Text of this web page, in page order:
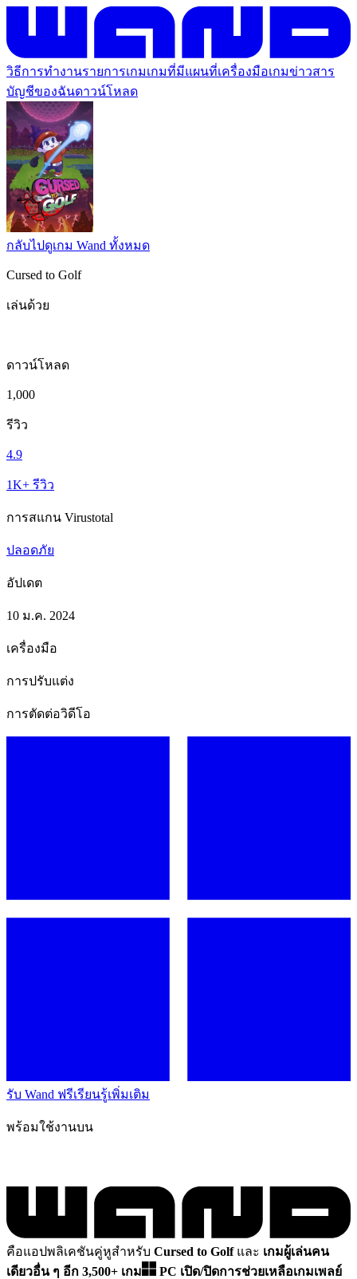
วิธีการทำงานรายการเกมเกมที่มีแผนที่เครื่องมือเกมข่าวสาร
บัญชีของฉันดาวน์โหลด
กลับไปดูเกม Wand ทั้งหมด
Cursed to Golf
เล่นด้วย
ดาวน์โหลด
1,000
รีวิว
4.9
1K+ รีวิว
การสแกน Virustotal
ปลอดภัย
อัปเดต
10 ม.ค. 2024
เครื่องมือ
การปรับแต่ง
การตัดต่อวิดีโอ
รับ Wand ฟรีเรียนรู้เพิ่มเติม
พร้อมใช้งานบน
คือแอปพลิเคชันคู่หูสำหรับ Cursed to Golfและ เกมผู้เล่นคน
เดียวอื่น ๆ อีก 3,500+ เกม
PC เปิด/ปิดการช่วยเหลือเกมเพลย์